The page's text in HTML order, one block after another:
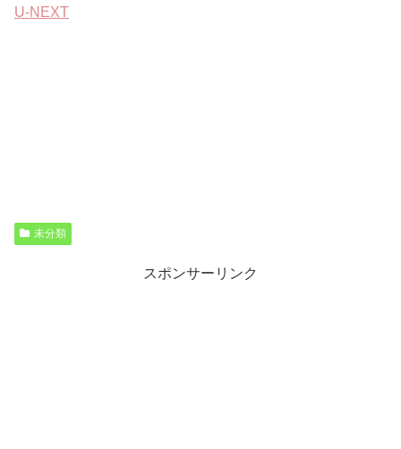
U-NEXT
未分類
スポンサーリンク